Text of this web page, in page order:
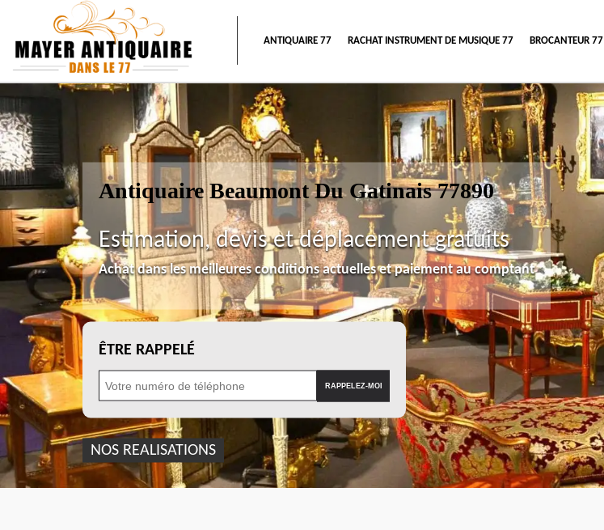
ANTIQUAIRE 77 RACHAT INSTRUMENT DE MUSIQUE 77 BROCANTEUR 77
Antiquaire Beaumont Du Gatinais 77890
Estimation, devis et déplacement gratuits
Achat dans les meilleures conditions actuelles et paiement au comptant
ÊTRE RAPPELÉ
NOS REALISATIONS